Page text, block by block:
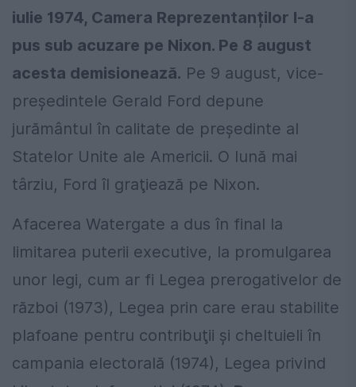
iulie 1974, Camera Reprezentanților l-a
pus sub acuzare pe Nixon. Pe 8 august
acesta demisionează. Pe 9 august, vice-
preşedintele Gerald Ford depune
jurământul în calitate de preşedinte al
Statelor Unite ale Americii. O lună mai
târziu, Ford îl graţiează pe Nixon.
Afacerea Watergate a dus în final la
limitarea puterii executive, la promulgarea
unor legi, cum ar fi Legea prerogativelor de
război (1973), Legea prin care erau stabilite
plafoane pentru contribuţii şi cheltuieli în
campania electorală (1974), Legea privind